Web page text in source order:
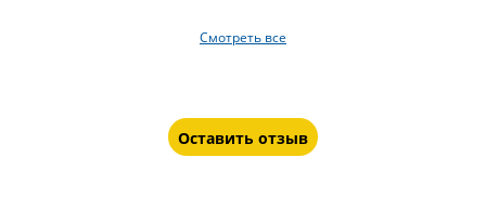
Смотреть все
Оставить отзыв